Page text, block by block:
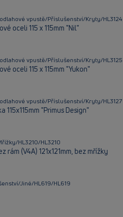
vpustě/Příslušenství/Kryty/HL3124
oceli 115 x 115mm "Nil"
vpustě/Příslušenství/Kryty/HL3125
oceli 115 x 115mm "Yukon"
vpustě/Příslušenství/Kryty/HL3127
115x115mm "Primus Design"
HL3210/HL3210
rám (V4A) 121x121mm, bez mřížky
Jiné/HL619/HL619